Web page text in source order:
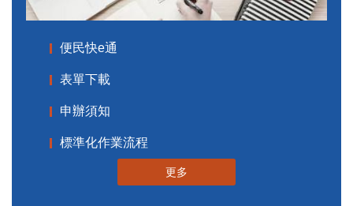
便民快e通
表單下載
申辦須知
標準化作業流程
更多